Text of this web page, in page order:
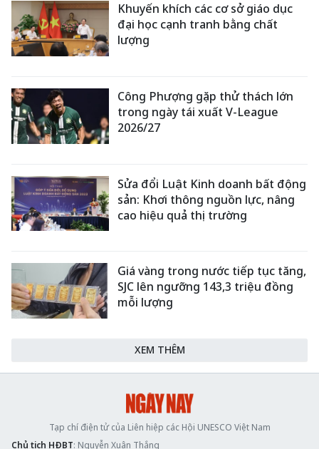
Khuyến khích các cơ sở giáo dục
đại học cạnh tranh bằng chất
lượng
Công Phượng gặp thử thách lớn
trong ngày tái xuất V-League
2026/27
Sửa đổi Luật Kinh doanh bất động
sản: Khơi thông nguồn lực, nâng
cao hiệu quả thị trường
Giá vàng trong nước tiếp tục tăng,
SJC lên ngưỡng 143,3 triệu đồng
mỗi lượng
XEM THÊM
Tạp chí điện tử của Liên hiệp các Hội UNESCO Việt Nam
Chủ tịch HĐBT: Nguyễn Xuân Thắng